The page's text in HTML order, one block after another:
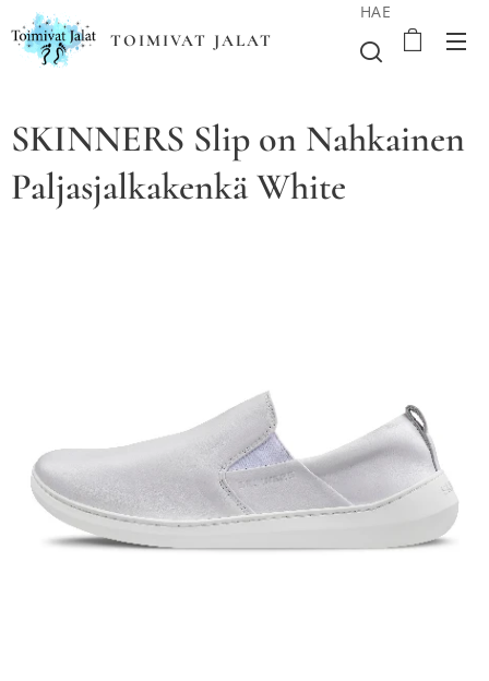
TOIMIVAT JALAT
HAE
SKINNERS Slip on Nahkainen
Paljasjalkakenkä White